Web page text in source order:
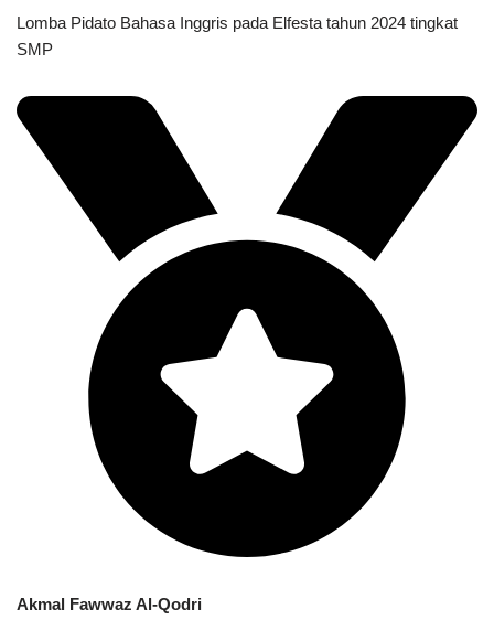
Lomba Pidato Bahasa Inggris pada Elfesta tahun 2024 tingkat
SMP
Akmal Fawwaz Al-Qodri